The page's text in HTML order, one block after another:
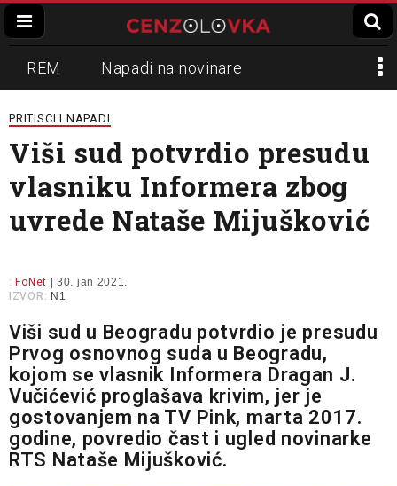
REM Napadi na novinare
Zvučni top
Propaganda Lokalni mediji
Informer Slavko Ćuruvija
PRITISCI I NAPADI
Viši sud potvrdio presudu
vlasniku Informera zbog
uvrede Nataše Mijušković
: FoNet | 30. jan 2021.
IZVOR: N1
Viši sud u Beogradu potvrdio je presudu
Prvog osnovnog suda u Beogradu,
kojom se vlasnik Informera Dragan J.
Vučićević proglašava krivim, jer je
gostovanjem na TV Pink, marta 2017.
godine, povredio čast i ugled novinarke
RTS Nataše Mijušković.